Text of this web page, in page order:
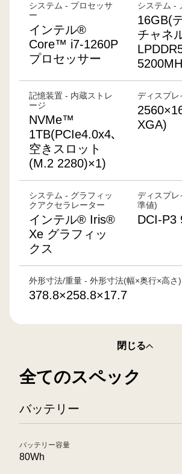
システム - プロセッサ
ー
インテル®
Core™ i7-1260P
プロセッサー
システム -
16GB(
チャネ
記憶装置 - 内蔵ストレ
ージ
NVMe™
1TB(PCIe4.0x4､
空きスロット
(M.2 2280)×1)
ディスプ
XGA)
システム - グラフィッ
クアクセラレーター
インテル® Iris®
Xe グラフィッ
クス
ディスプ
準値)
DCI-P3
外形寸法/重量 - 外形寸法(幅×奥行×高さ
378.8×258.8×17.7
閉じる
全てのスペック
バッテリー
バッテリー容量
80Wh